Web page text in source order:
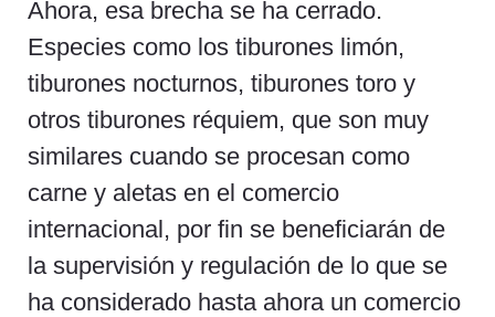
Ahora, esa brecha se ha cerrado.
Especies como los tiburones limón,
tiburones nocturnos, tiburones toro y
otros tiburones réquiem, que son muy
similares cuando se procesan como
carne y aletas en el comercio
internacional, por fin se beneficiarán de
la supervisión y regulación de lo que se
ha considerado hasta ahora un comercio